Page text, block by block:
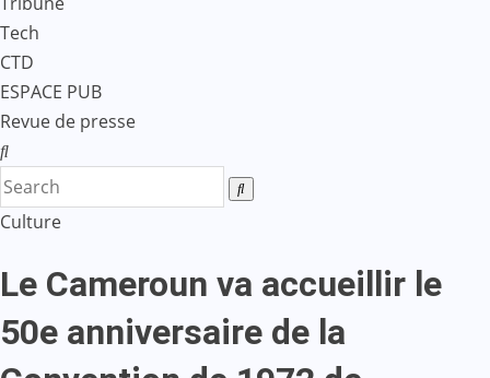
Tech
CTD
ESPACE PUB
Revue de presse
Culture
Le Cameroun va accueillir le
50e anniversaire de la